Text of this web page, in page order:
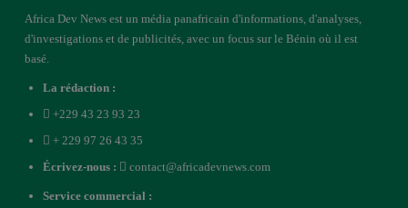
Africa Dev News est un média panafricain d'informations, d'analyses,
d'investigations et de publicités, avec un focus sur le Bénin où il est
basé.
La rédaction :
+229 43 23 93 23
+ 229 97 26 43 35
Écrivez-nous :
contact@africadevnews.com
Service commercial :